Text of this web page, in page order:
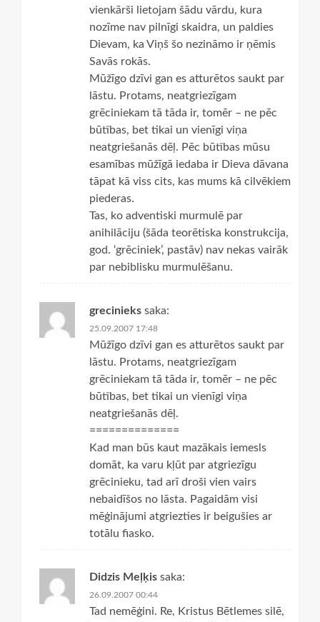
vienkārši lietojam šādu vārdu, kura
nozīme nav pilnīgi skaidra, un paldies
Dievam, ka Viņš šo nezināmo ir ņēmis
Savās rokās.
Mūžīgo dzīvi gan es atturētos saukt par
lāstu. Protams, neatgriezīgam
grēciniekam tā tāda ir, tomēr – ne pēc
būtības, bet tikai un vienīgi viņa
neatgriešanās dēļ. Pēc būtības mūsu
esamības mūžīgā iedaba ir Dieva dāvana
tāpat kā viss cits, kas mums kā cilvēkiem
piederas.
Tas, ko adventiski murmulē par
anihilāciju (šāda teorētiska konstrukcija,
god. ‘grēciniek’, pastāv) nav nekas vairāk
par nebiblisku murmulēšanu.
grecinieks saka:
25.09.2007 17:48
Mūžīgo dzīvi gan es atturētos saukt par
lāstu. Protams, neatgriezīgam
grēciniekam tā tāda ir, tomēr – ne pēc
būtības, bet tikai un vienīgi viņa
neatgriešanās dēļ.
==============
Kad man būs kaut mazākais iemesls
domāt, ka varu kļūt par atgriezīgu
grēcinieku, tad arī droši vien vairs
nebaidīšos no lāsta. Pagaidām visi
mēģinājumi atgriezties ir beigušies ar
totālu fiasko.
Didzis Meļķis saka:
26.09.2007 00:44
Tad nemēģini. Re, Kristus Bētlemes silē,